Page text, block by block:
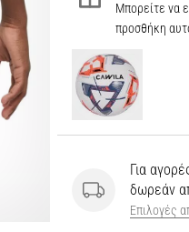
Μπορείτε να
προσθήκη
Για
δωρεάν
Επιλογές